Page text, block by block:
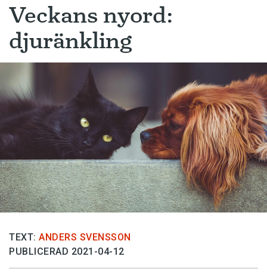
Veckans nyord:
djuränkling
TEXT: ANDERS SVENSSON
PUBLICERAD 2021-04-12